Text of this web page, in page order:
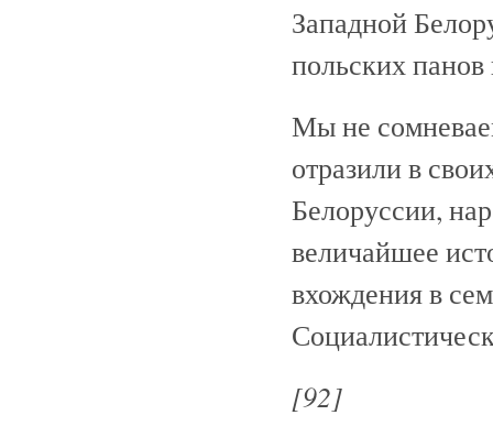
Западной
польских панов
Мы не
отразили в
Белоруссии,
величайшее
вхождения в
[92]